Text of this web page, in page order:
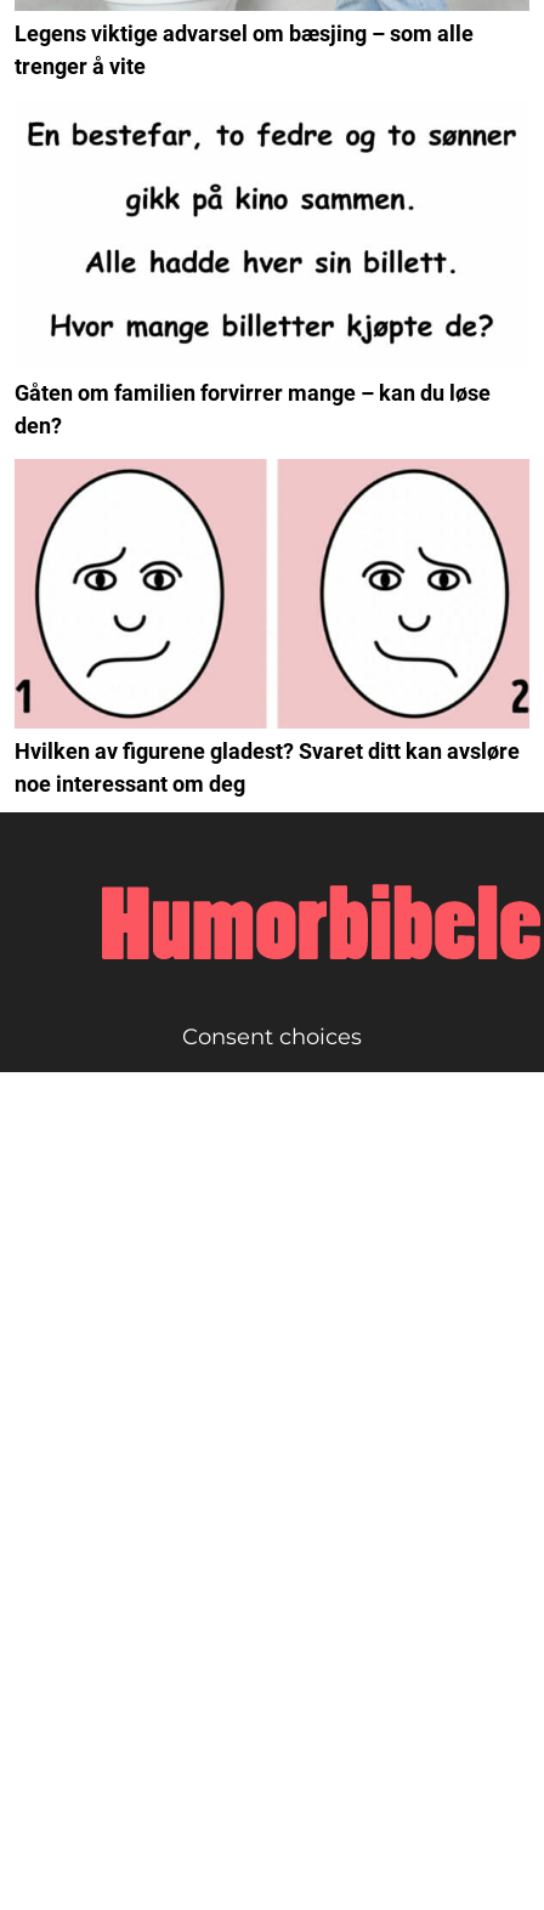
Legens viktige advarsel om bæsjing – som alle
trenger å vite
Gåten om familien forvirrer mange – kan du løse
den?
Hvilken av figurene gladest? Svaret ditt kan avsløre
noe interessant om deg
Consent choices